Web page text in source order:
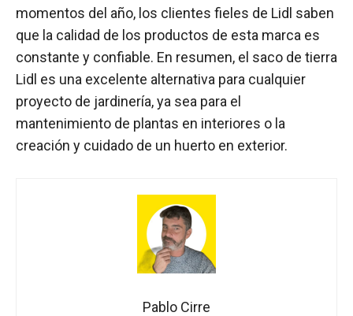
momentos del año, los clientes fieles de Lidl saben
que la calidad de los productos de esta marca es
constante y confiable. En resumen, el saco de tierra
Lidl es una excelente alternativa para cualquier
proyecto de jardinería, ya sea para el
mantenimiento de plantas en interiores o la
creación y cuidado de un huerto en exterior.
Pablo Cirre